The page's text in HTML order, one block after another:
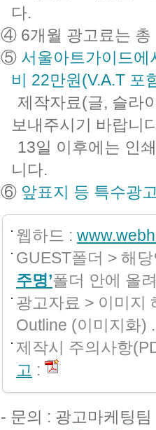
다.
④ 6개월 광고료는 총
⑤ 서울아트가이드에
비 22만원(V.A.T 포
제작자료(글, 슬라
보내주시기 바랍니
13일 이후에는 인
니다.
⑥ 앞표지 등 특수광
웹하드 :
GUEST폴더 > 해
주명’폴더 안에 올
광고자료 > 이미지
Outline (이미지화)
제작시 주의사항
고 :
- 문의 : 광고마케팅팀